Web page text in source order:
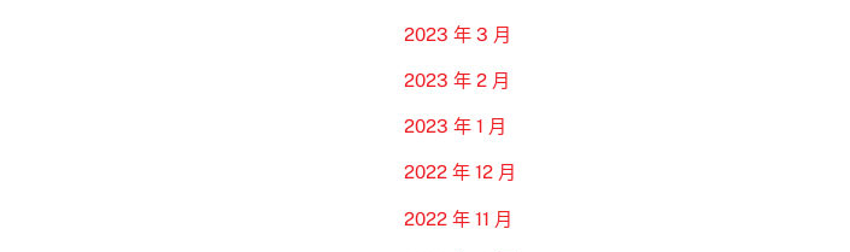
2023 年 3 月
2023 年 2 月
2023 年 1 月
2022 年 12 月
2022 年 11 月